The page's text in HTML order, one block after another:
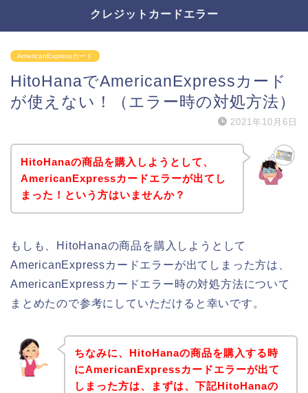
クレジットカードエラー
AmericanExpressカード
HitoHanaでAmericanExpressカード
が使えない！（エラー時の対処方法）
2021年10月6日
HitoHanaの商品を購入しようとして、
AmericanExpressカードエラーが出てし
まった！という方はいませんか？
もしも、HitoHanaの商品を購入しようとして
AmericanExpressカードエラーが出てしまった方は、
AmericanExpressカードエラー時の対処方法について
まとめたので参考にしていただけると幸いです。
ちなみに、HitoHanaの商品を購入する時
にAmericanExpressカードエラーが出て
しまった方は、まずは、下記HitoHanaの